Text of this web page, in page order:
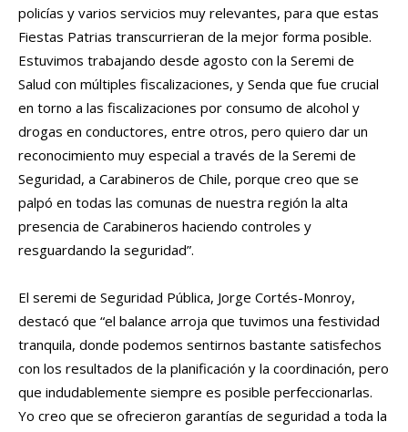
policías y varios servicios muy relevantes, para que estas
Fiestas Patrias transcurrieran de la mejor forma posible.
Estuvimos trabajando desde agosto con la Seremi de
Salud con múltiples fiscalizaciones, y Senda que fue crucial
en torno a las fiscalizaciones por consumo de alcohol y
drogas en conductores, entre otros, pero quiero dar un
reconocimiento muy especial a través de la Seremi de
Seguridad, a Carabineros de Chile, porque creo que se
palpó en todas las comunas de nuestra región la alta
presencia de Carabineros haciendo controles y
resguardando la seguridad”.
El seremi de Seguridad Pública, Jorge Cortés-Monroy,
destacó que “el balance arroja que tuvimos una festividad
tranquila, donde podemos sentirnos bastante satisfechos
con los resultados de la planificación y la coordinación, pero
que indudablemente siempre es posible perfeccionarlas.
Yo creo que se ofrecieron garantías de seguridad a toda la